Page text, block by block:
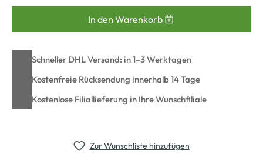
In den Warenkorb
Schneller DHL Versand: in 1–3 Werktagen
Kostenfreie Rücksendung innerhalb 14 Tage
Kostenlose Filiallieferung in Ihre Wunschfiliale
Zur Wunschliste hinzufügen